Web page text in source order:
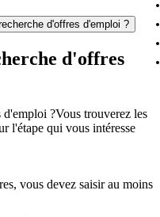
d'offres d'emploi ?
d'offres
d'emploi ?Vous trouverez les
l'étape qui vous intéresse
vous devez saisir au moins